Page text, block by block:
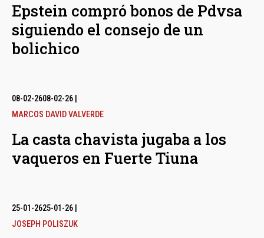
Epstein compró bonos de Pdvsa
siguiendo el consejo de un
bolichico
08-02-2608-02-26
MARCOS DAVID VALVERDE
La casta chavista jugaba a los
vaqueros en Fuerte Tiuna
25-01-2625-01-26
JOSEPH POLISZUK